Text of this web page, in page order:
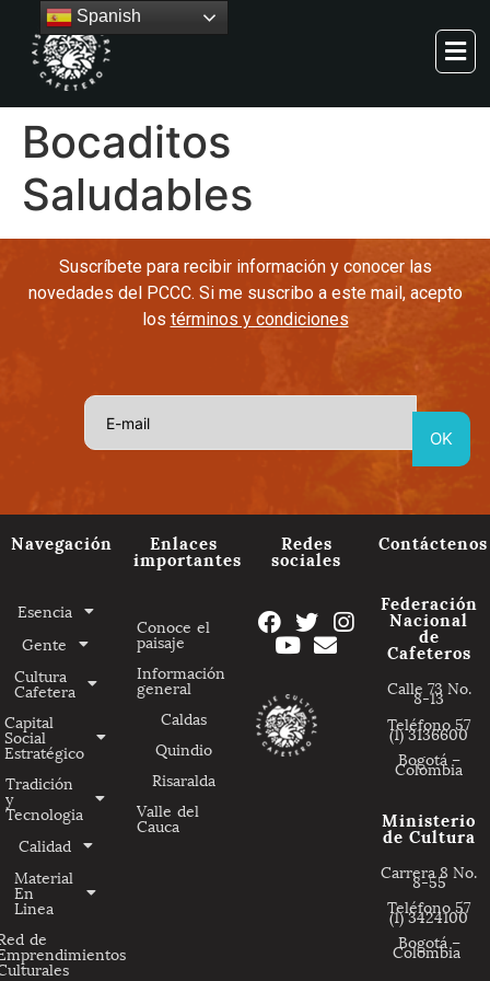
Bocaditos
Saludables
Suscríbete para recibir información y conocer las
novedades del PCCC. Si me suscribo a este mail, acepto
los términos y condiciones
Navegación
Esencia
Gente
Cultura
Cafetera
Capital
Social
Estratégico
Tradición
y
Tecnologia
Calidad
Material
En
Linea
de
Enlaces
importantes
Conoce el
paisaje
Información
general
Caldas
Quindio
Risaralda
Valle del
Cauca
Redes
sociales
Contáctenos
Federación
Nacional
de
Cafeteros
Calle 73 No.
8-13
Teléfono 57
(1) 3136600
Bogotá –
Colombia
Ministerio
de Cultura
Carrera 8 No.
8-55
Teléfono 57
(1) 3424100
Bogotá –
Colombia
Spanish